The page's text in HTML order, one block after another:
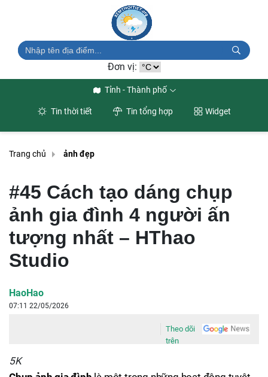
Đơn vị:
Tỉnh - Thành phố
Tin thời tiết Tin tổng hợp Widget
Trang chủ ảnh đẹp
#45 Cách tạo dáng chụp
ảnh gia đình 4 người ấn
tượng nhất – HThao
Studio
HaoHao
07:11 22/05/2026
Theo dõi
trên
5K